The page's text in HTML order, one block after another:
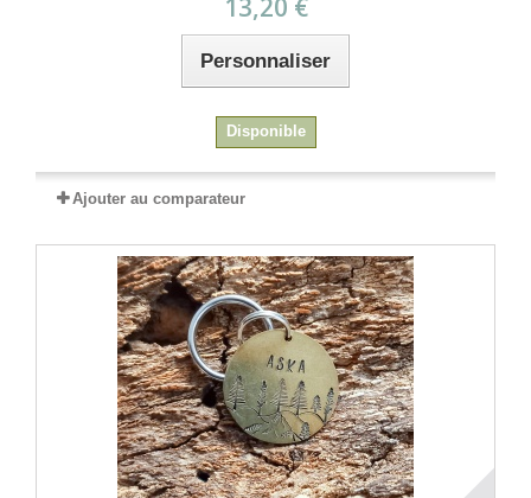
13,20 €
Personnaliser
Disponible
Ajouter au comparateur